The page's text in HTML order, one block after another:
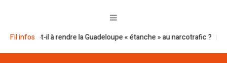
Fil infos
il à rendre la Guadeloupe « étanche » au narcotrafic ? Cap